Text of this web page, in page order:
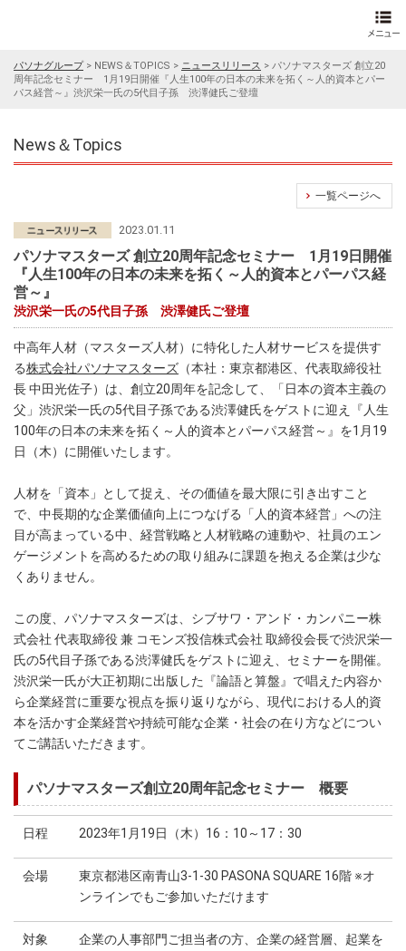
パソナグループ> NEWS＆TOPICS > ニュースリリース > パソナマスターズ 創立20
周年記念セミナー 1月19日開催『人生100年の日本の未来を拓く～人的資本とパー
パス経営～』渋沢栄一氏の5代目子孫 渋澤健氏ご登壇
News＆Topics
一覧ページへ
2023.01.11
パソナマスターズ 創立20周年記念セミナー 1月19日開催
『人生100年の日本の未来を拓く～人的資本とパーパス経
営～』
渋沢栄一氏の5代目子孫 渋澤健氏ご登壇
中高年人材（マスターズ人材）に特化した人材サービスを提供す
る株式会社パソナマスターズ （本社：東京都港区、代表取締役社
長 中田光佐子）は、創立20周年を記念して、「日本の資本主義の
父」渋沢栄一氏の5代目子孫である渋澤健氏をゲストに迎え『人生
100年の日本の未来を拓く～人的資本とパーパス経営～』を1月19
日（木）に開催いたします。
人材を「資本」として捉え、その価値を最大限に引き出すこと
で、中長期的な企業価値向上につなげる「人的資本経営」への注
目が高まっている中、経営戦略と人材戦略の連動や、社員のエン
ゲージメントを高めるための取り組みに課題を抱える企業は少な
くありません。
この度、パソナマスターズは、シブサワ・アンド・カンパニー株
式会社 代表取締役 兼 コモンズ投信株式会社 取締役会長で渋沢栄一
氏の5代目子孫である渋澤健氏をゲストに迎え、セミナーを開催。
渋沢栄一氏が大正初期に出版した『論語と算盤』で唱えた内容か
ら企業経営に重要な視点を振り返りながら、現代における人的資
本を活かす企業経営や持続可能な企業・社会の在り方などについ
てご講話いただきます。
パソナマスターズ創立20周年記念セミナー 概要
日程 2023年1月19日（木）16：10～17：30
会場
東京都港区南青山3-1-30 PASONA SQUARE 16階 ※オ
ンラインでもご参加いただけます
対象
企業の人事部門ご担当者の方、企業の経営層、起業を